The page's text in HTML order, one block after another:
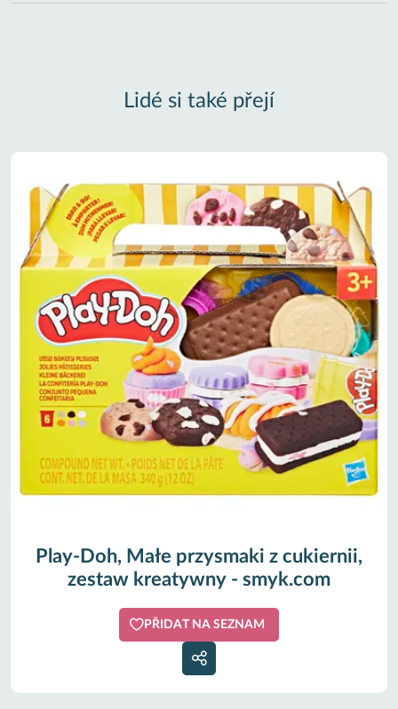
Lidé si také přejí
Play-Doh, Małe przysmaki z cukiernii,
zestaw kreatywny - smyk.com
PŘIDAT NA SEZNAM